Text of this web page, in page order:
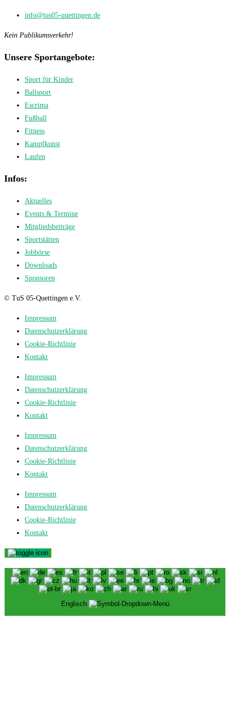
info@tus05-quettingen.de
Kein Publikumsverkehr!
Unsere Sportangebote:
Sport für Kinder
Ballsport
Escrima
Fußball
Fitness
Kampfkunst
Laufen
Infos:
Aktuelles
Events & Termine
Mitgliedsbeiträge
Sportstätten
Jobbörse
Downloads
Sponsoren
© TuS 05-Quettingen e.V.
Impressum
Datenschutzerklärung
Cookie-Richtlinie
Kontakt
Impressum
Datenschutzerklärung
Cookie-Richtlinie
Kontakt
Impressum
Datenschutzerklärung
Cookie-Richtlinie
Kontakt
Impressum
Datenschutzerklärung
Cookie-Richtlinie
Kontakt
Englisch